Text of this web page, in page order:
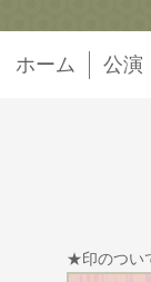
ホーム 公演
★印のつい